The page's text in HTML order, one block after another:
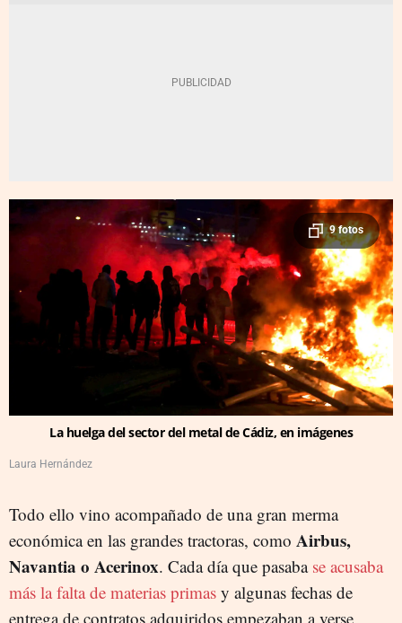
9 fotos
La huelga del sector del metal de Cádiz, en imágenes
Laura Hernández
Todo ello vino acompañado de una gran merma
económica en las grandes tractoras, como Airbus,
Navantia o Acerinox. Cada día que pasaba se acusaba
más la falta de materias primas y algunas fechas de
entrega de contratos adquiridos empezaban a verse